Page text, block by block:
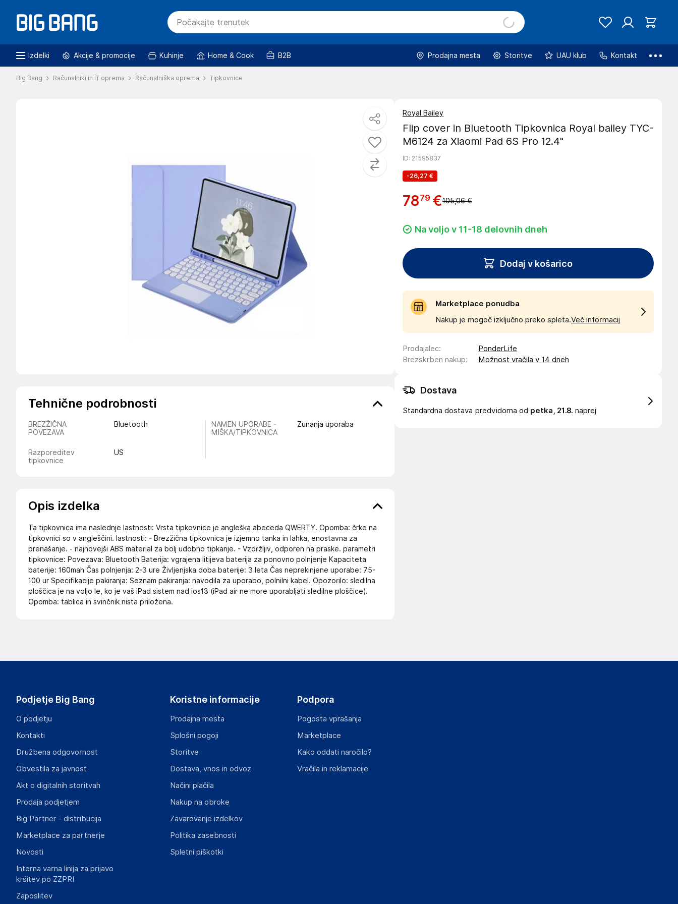
Izdelki Akcije & promocije Kuhinje Home & Cook B2B Prodajna mesta Storitve UAU klub Kontakt
Big Bang Računalniki in IT oprema Računalniška oprema Tipkovnice
Tehnične podrobnosti
BREZŽIČNA
POVEZAVA
Bluetooth
NAMEN UPORABE -
MIŠKA/TIPKOVNICA
Zunanja uporaba
Razporeditev
tipkovnice
US
Opis izdelka
Ta tipkovnica ima naslednje lastnosti: Vrsta tipkovnice je angleška abeceda QWERTY. Opomba: črke na
tipkovnici so v angleščini. lastnosti: - Brezžična tipkovnica je izjemno tanka in lahka, enostavna za
prenašanje. - najnovejši ABS material za bolj udobno tipkanje. - Vzdržljiv, odporen na praske. parametri
tipkovnice: Povezava: Bluetooth Baterija: vgrajena litijeva baterija za ponovno polnjenje Kapaciteta
baterije: 160mah Čas polnjenja: 2-3 ure Življenjska doba baterije: 3 leta Čas neprekinjene uporabe: 75-
100 ur Specifikacije pakiranja: Seznam pakiranja: navodila za uporabo, polnilni kabel. Opozorilo: sledilna
ploščica je na voljo le, ko je vaš iPad sistem nad ios13 (iPad air ne more uporabljati sledilne ploščice).
Opomba: tablica in svinčnik nista priložena.
Royal Bailey
Flip cover in Bluetooth Tipkovnica Royal bailey TYC-
M6124 za Xiaomi Pad 6S Pro 12.4"
ID: 21595837
-26,27 €
7879 €105,06 €
Na voljo v 11-18 delovnih dneh
Dodaj v košarico
Marketplace ponudba
Nakup je mogoč izključno preko spleta.Več informacij
Prodajalec:
PonderLife
Brezskrben nakup: Možnost vračila v 14 dneh
Dostava
Standardna dostava predvidoma od petka, 21.8. naprej
Podjetje Big Bang
O podjetju
Kontakti
Družbena odgovornost
Obvestila za javnost
Akt o digitalnih storitvah
Prodaja podjetjem
Big Partner - distribucija
Marketplace za partnerje
Novosti
Interna varna linija za prijavo
kršitev po ZZPRI
Zaposlitev
Koristne informacije
Prodajna mesta
Splošni pogoji
Storitve
Dostava, vnos in odvoz
Načini plačila
Nakup na obroke
Zavarovanje izdelkov
Politika zasebnosti
Spletni piškotki
Podpora
Pogosta vprašanja
Marketplace
Kako oddati naročilo?
Vračila in reklamacije